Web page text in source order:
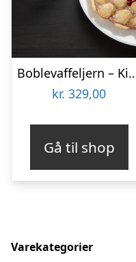
kr. 329,00
Gå til shop
Varekategorier